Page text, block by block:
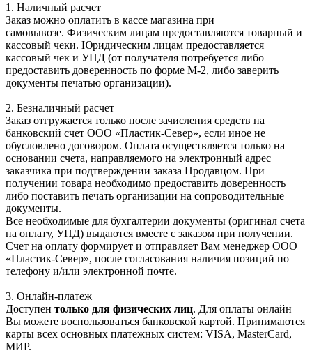
1. Наличный расчет
Заказ можно оплатить в кассе магазина при
самовывозе. Физическим лицам предоставляются товарный и
кассовый чеки. Юридическим лицам предоставляется
кассовый чек и УПД (от получателя потребуется либо
предоставить доверенность по форме М-2, либо заверить
документы печатью организации).
2. Безналичный расчет
Заказ отгружается только после зачисления средств на
банковский счет ООО «Пластик-Север», если иное не
обусловлено договором. Оплата осуществляется только на
основании счета, направляемого на электронный адрес
заказчика при подтверждении заказа Продавцом. При
получении товара необходимо предоставить доверенность
либо поставить печать организации на сопроводительные
документы.
Все необходимые для бухгалтерии документы (оригинал счета
на оплату, УПД) выдаются вместе с заказом при получении.
Счет на оплату формирует и отправляет Вам менеджер ООО
«Пластик-Север», после согласования наличия позиций по
телефону и/или электронной почте.
3. Онлайн-платеж
Доступен только для физических лиц. Для оплаты онлайн
Вы можете воспользоваться банковской картой. Принимаются
карты всех основных платежных систем: VISA, MasterCard,
МИР.